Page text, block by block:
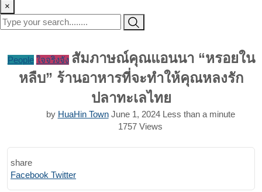
×
People ใจจริงจัง สัมภาษณ์คุณแอนนา “หรอยใน
หลืบ” ร้านอาหารที่จะทำให้คุณหลงรัก
ปลาทะเลไทย
by HuaHin Town June 1, 2024 Less than a minute
1757 Views
share
Facebook TwitterPrint
Share